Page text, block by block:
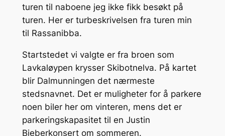
turen til naboene jeg ikke fikk besøkt på
turen. Her er turbeskrivelsen fra turen min
til Rassanibba.
Startstedet vi valgte er fra broen som
Lavkaløypen krysser Skibotnelva. På kartet
blir Dalmunningen det nærmeste
stedsnavnet. Det er muligheter for å parkere
noen biler her om vinteren, mens det er
parkeringskapasitet til en Justin
Bieberkonsert om sommeren.